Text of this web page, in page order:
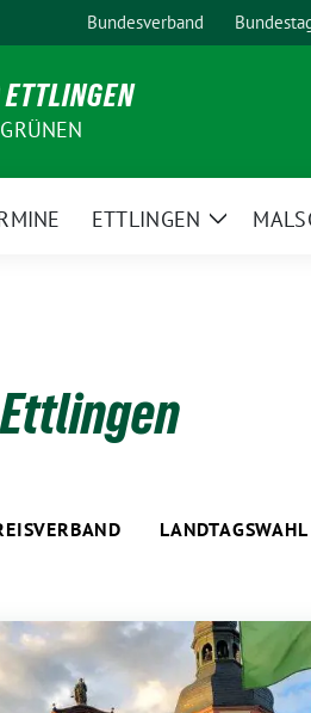
Bundesverband
ETTLINGEN
Zeige